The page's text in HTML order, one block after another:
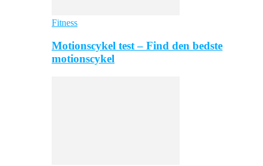
Fitness
Motionscykel test – Find den bedste
motionscykel